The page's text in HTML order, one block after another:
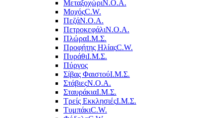
ΜεταξοχώριΝ.Ο.Α.
ΜοχόςC.W.
ΠεζάΝ.Ο.Α.
ΠετροκεφάλιΝ.Ο.Α.
ΠλώραΙ.Μ.Σ.
Προφήτης ΗλίαςC.W.
ΠυράθιΙ.Μ.Σ.
Πύργος
Σίβας ΦαιστούΙ.Μ.Σ.
ΣτάβιεςΝ.Ο.Α.
ΣταυράκιαΙ.Μ.Σ.
Τρείς ΕκκλησιέςΙ.Μ.Σ.
ΤυμπάκιC.W.